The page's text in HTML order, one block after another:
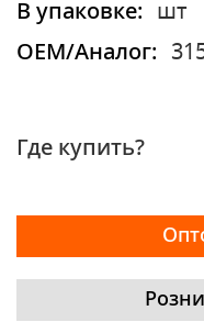
В упаковке:
шт
OEM/Аналог:
Где купить?